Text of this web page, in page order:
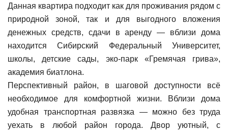
Данная квартира подходит как для проживания рядом с
природной зоной, так и для выгодного вложения
денежных средств, сдачи в аренду — вблизи дома
находится Сибирский Федеральный Университет,
школы, детские сады, эко-парк «Гремячая грива»,
академия биатлона.
Перспективный район, в шаговой доступности всё
необходимое для комфортной жизни. Вблизи дома
удобная транспортная развязка — можно без труда
уехать в любой район города. Двор уютный, с